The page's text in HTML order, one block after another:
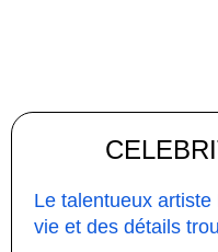
Le talentueux
vie et des détails